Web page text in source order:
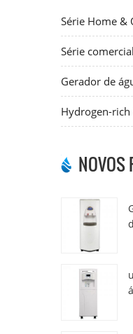
Série Home &
Série
Gerador de
Hydrogen-
NOVOS